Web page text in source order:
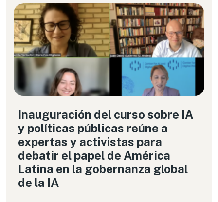
Inauguración del curso sobre IA
y políticas públicas reúne a
expertas y activistas para
debatir el papel de América
Latina en la gobernanza global
de la IA